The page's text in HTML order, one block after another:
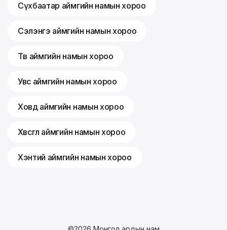
Сүхбаатар аймгийн намын хороо
Сэлэнгэ аймгийн намын хороо
Төв аймгийн намын хороо
Увс аймгийн намын хороо
Ховд аймгийн намын хороо
Хөвсгөл аймгийн намын хороо
Хэнтий аймгийн намын хороо